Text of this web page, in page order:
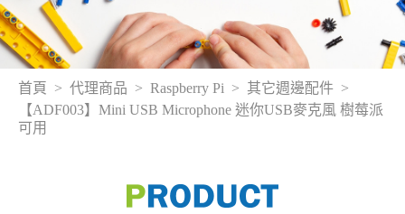
首頁 代理商品 Raspberry Pi
其它週邊配件
【ADF003】Mini USB Microphone 迷你USB麥克風 樹莓派
可用